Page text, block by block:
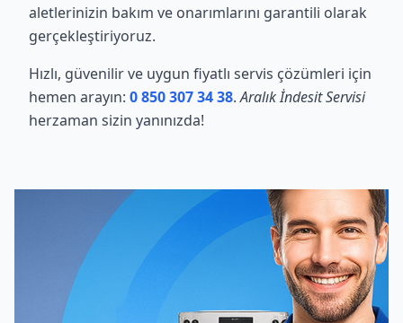
aletlerinizin bakım ve onarımlarını garantili olarak
gerçekleştiriyoruz.
Hızlı, güvenilir ve uygun fiyatlı servis çözümleri için
hemen arayın: 0 850 307 34 38.Aralık İndesit Servisi
herzaman sizin yanınızda!